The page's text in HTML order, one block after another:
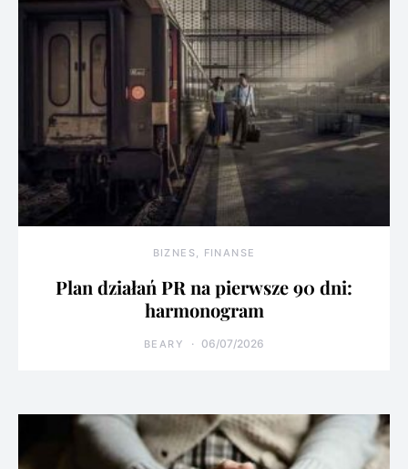
BIZNES, FINANSE
Plan działań PR na pierwsze 90 dni:
harmonogram
BEARY 06/07/2026